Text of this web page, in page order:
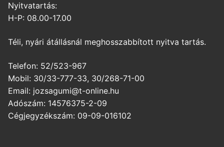
Nyitvatartás:
H-P: 08.00-17.00
Téli, nyári átállásnál meghosszabbított nyitva tartás.
Telefon: 52/523-967
Mobil: 30/33-777-33, 30/268-71-00
Email: jozsagumi@t-online.hu
Adószám: 14576375-2-09
Cégjegyzékszám: 09-09-016102